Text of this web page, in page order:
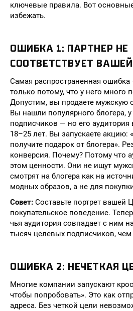
ключевые правила. Вот
избежать.
ОШИБКА 1: ПАРТНЕР НЕ
СООТВЕТСТВУЕТ
Самая распространенная ошибка
только потому, что у него много
Допустим, вы продаете мужскую
Вы нашли популярного блогера,
подписчиков — но его
18–25 лет. Вы запускаете акцию:
получите подарок от блогера».
конверсия. Почему? Потому что
этом ценности. Они не ищут
смотрят на блогера как на
модных образов, а не для
Совет: Составьте портрет вашей
покупательское поведение.
чья аудитория совпадает с ним
тысяч целевых подписчиков,
ОШИБКА 2: НЕЧЕТКАЯ
Многие компании запускают
чтобы попробовать». Это как
адреса. Без четкой цели